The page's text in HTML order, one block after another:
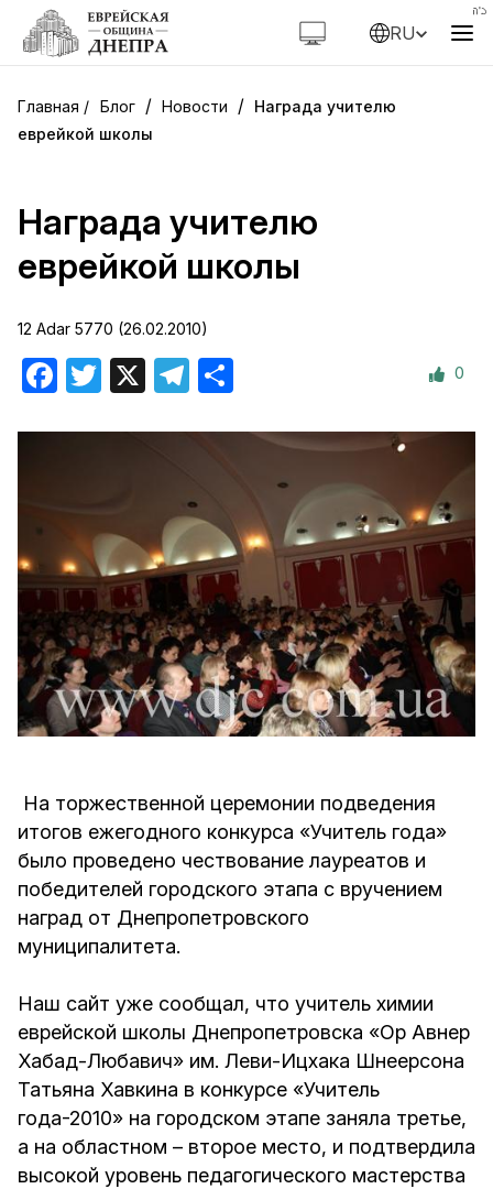
RU
Блог / Новости / Награда учителю
еврейкой школы
Награда учителю
еврейкой школы
12 Adar 5770 (26.02.2010)
Facebook
Twitter Telegram 0
На торжественной церемонии подведения
итогов ежегодного конкурса «Учитель года»
было проведено чествование лауреатов и
победителей городского этапа с вручением
наград от Днепропетровского
муниципалитета.
Наш сайт уже сообщал, что учитель химии
еврейской школы Днепропетровска «Ор Авнер
Хабад-Любавич» им. Леви-Ицхака Шнеерсона
Татьяна Хавкина в конкурсе «Учитель
года-2010» на городском этапе заняла третье,
а на областном – второе место, и подтвердила
высокой уровень педагогического мастерства